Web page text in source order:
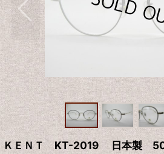
ＫＥＮＴ KT-2019 日本製